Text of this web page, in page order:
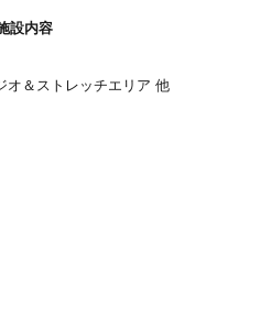
設内容
オ＆ストレッチエリア 他